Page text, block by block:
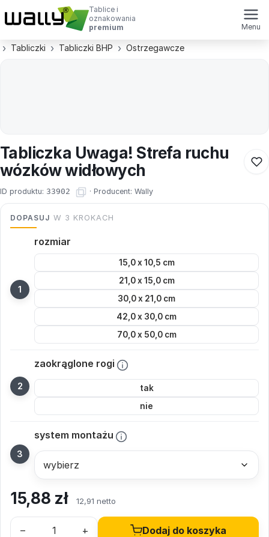
Tablice i
oznakowania
premium
Menu
Tabliczki Tabliczki BHP Ostrzegawcze
Tabliczka Uwaga! Strefa ruchu
wózków widłowych
ID produktu: 33902 · Producent: Wally
DOPASUJ W 3 KROKACH
rozmiar
15,0 x 10,5 cm
21,0 x 15,0 cm
30,0 x 21,0 cm
42,0 x 30,0 cm
70,0 x 50,0 cm
zaokrąglone rogi
tak
nie
system montażu
15,88 zł 12,91 netto
– + Dodaj do koszyka